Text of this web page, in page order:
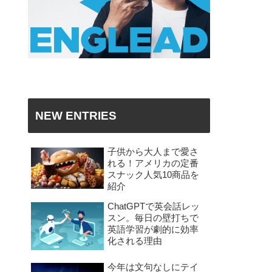
NEW ENTRIES
子供から大人まで愛さ
れる！アメリカの定番
スナック人気10商品を
紹介
ChatGPTで英会話レッ
スン。毎日の壁打ちで
英語学習が劇的に効率
化される理由
今年は文句なしにテイ